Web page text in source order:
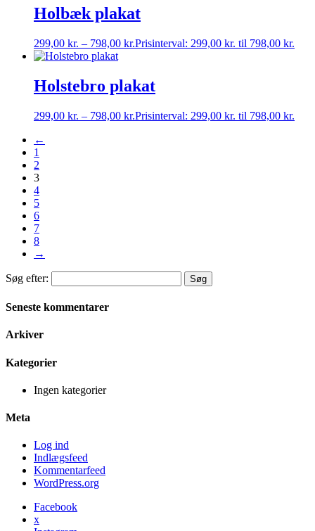
Holbæk plakat
299,00 kr. – 798,00 kr.Prisinterval: 299,00 kr. til 798,00 kr.
Holstebro plakat
299,00 kr. – 798,00 kr.Prisinterval: 299,00 kr. til 798,00 kr.
←
1
2
3
4
5
6
7
8
→
Søg efter:
Seneste kommentarer
Arkiver
Kategorier
Ingen kategorier
Meta
Log ind
Indlægsfeed
Kommentarfeed
WordPress.org
Facebook
x